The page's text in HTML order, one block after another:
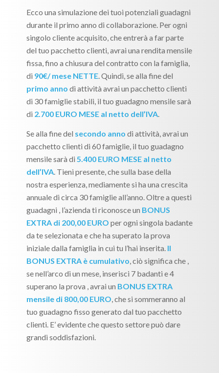
Ecco una simulazione dei tuoi potenziali guadagni
durante il primo anno di collaborazione. Per ogni
singolo cliente acquisito, che entrerà a far parte
del tuo pacchetto clienti, avrai una rendita mensile
fissa, fino a chiusura del contratto con la famiglia,
di 90€/ mese NETTE. Quindi, se alla fine del
primo anno di attività avrai un pacchetto clienti
di 30 famiglie stabili, il tuo guadagno mensile sarà
di 2.700 EURO MESE al netto dell’IVA.
Se alla fine del secondo anno di attività, avrai un
pacchetto clienti di 60 famiglie, il tuo guadagno
mensile sarà di 5.400 EURO MESE al netto
dell’IVA. Tieni presente, che sulla base della
nostra esperienza, mediamente si ha una crescita
annuale di circa 30 famiglie all’anno. Oltre a questi
guadagni , l’azienda ti riconosce un BONUS
EXTRA di 200,00 EURO per ogni singola badante
da te selezionata e che ha superato la prova
iniziale dalla famiglia in cui tu l’hai inserita. Il
BONUS EXTRA è cumulativo , ciò significa che ,
se nell’arco di un mese, inserisci 7 badanti e 4
superano la prova , avrai un BONUS EXTRA
mensile di 800,00 EURO , che si sommeranno al
tuo guadagno fisso generato dal tuo pacchetto
clienti. E’ evidente che questo settore può dare
grandi soddisfazioni.